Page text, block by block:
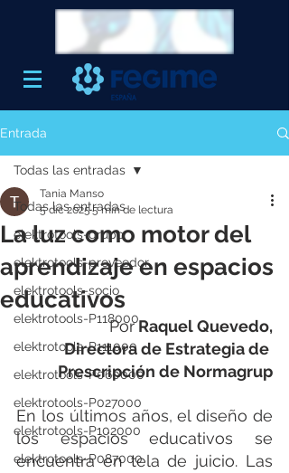
Entrada
Todas las entradas
elektrotools-grupo
elektrotools-proveedor
elektrotools-socio
elektrotools-P118000
elektrotools-P111000
elektrotools-P060000
elektrotools-P027000
elektrotools-P102000
elektrotools-P087000
Todas las entradas
La luz como motor del
aprendizaje en espacios
educativos
Tania Manso
5 dic 20255 min de lectura
Por Raquel Quevedo,
Directora de Estrategia de
Prescripción de Normagrup
En los últimos años, el diseño de
los espacios educativos se
encuentra en tela de juicio. Las